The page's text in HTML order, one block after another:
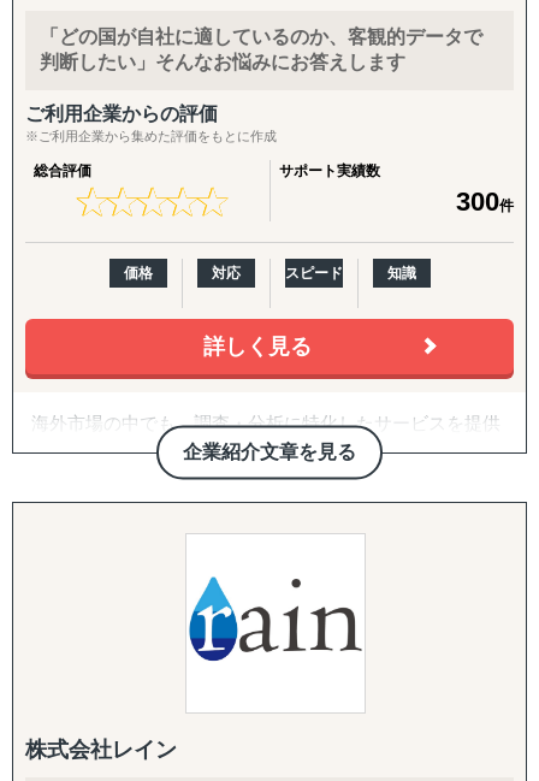
↳ 海外事業を貴社の海外事業担当者として伴走
ビス』
↳ 海外営業支援TEAMによる現地営業の即戦力化
『LocaResearch（ロカリサーチ）海外進出 市場調査サー
ビス』
↳「どの国で売るか」から「誰に売るか」まで、意思決定
素材を収集する。
『セカイキョテン｜海外会社設立サポート』
↳ 現地法人・オフショア法人の設立、登記、銀行口座開設
までをワンストップで代行
『ビザスル｜海外ビザ取得サポート』
↳ 就労ビザ・長期滞在ビザなど、進出・移住に必要なビザ
取得を現地連携でサポート
------------------------------------
◆以下は個別施策として各専門家チームが対応します。
『市場把握TEAM』
↳ 企業信用調査
私たちは、お客様の海外事業の成功を最優先に考え、貴社
て、貴社海外事業の発展に貢献いたします。
「どの国が自社に適しているのか、客観的データで
判断したい」そんなお悩みにお答えします
ご利用企業からの評価
※ご利用企業から集めた評価をもとに作成
総合評価
★★★★★
★★★★★
サポート実績数
300件
価格 対応 スピード 知識
詳しく見る
企業紹介文章を見る
海外市場の中でも、調査・分析に特化したサービスを提供
しております。
たとえば、市場の調査・分析に関しては、外部環境の影響
を推測するPEST分析や、ビジネスモデルの仮説検証など
が必要なのか、クライアントのご相談背景まですり合わせ
をすることを徹底していることが強みとなっています。
競合の調査・分析については、対象企業の強みや弱みを把
分析などを行い、「その企業がなぜ成功・失敗したのか」
を徹底的に掘り下げます。
株式会社レイン